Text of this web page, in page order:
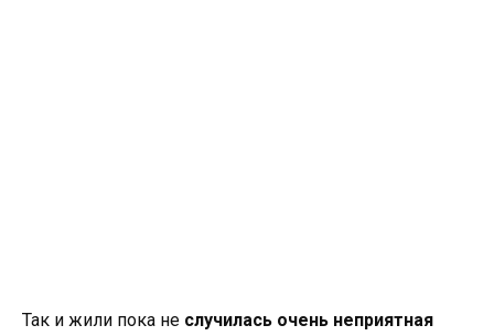
Так и жили пока не случилась очень неприятная